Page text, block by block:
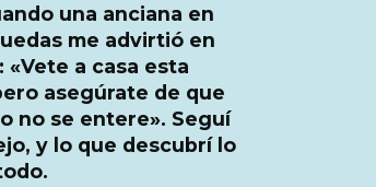
una anciana en
me advirtió en
«Vete a casa esta
asegúrate de que
no se entere». Seguí
y lo que descubrí lo